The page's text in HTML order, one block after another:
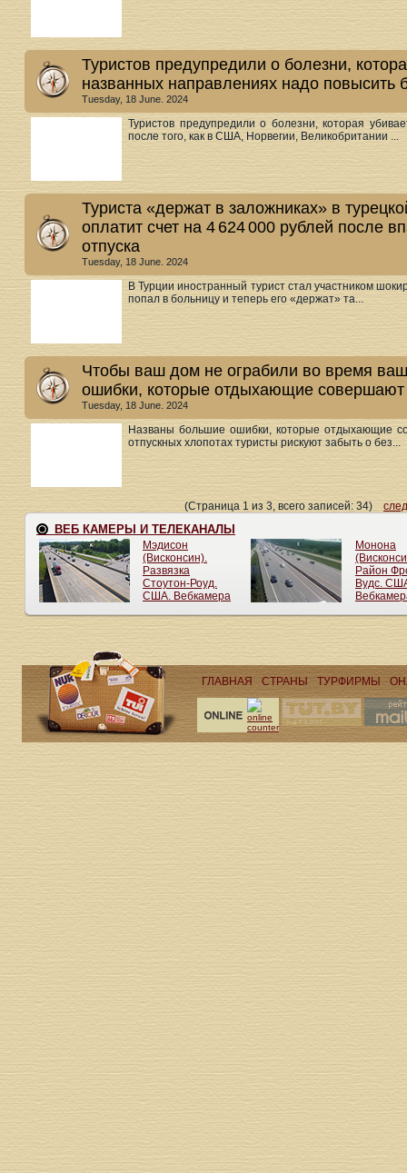
Туристов предупредили о болезни,
названных направлениях надо повысить
Tuesday, 18 June. 2024
Туристов предупредили о болезни, которая
после того, как в США, Норвегии, Великобритании ...
Туриста «держат в заложниках» в
оплатит счет на 4 624 000 рублей после
отпуска
Tuesday, 18 June. 2024
В Турции иностранный турист стал участником
попал в больницу и теперь его «держат» та...
Чтобы ваш дом не ограбили во время
ошибки, которые отдыхающие
Tuesday, 18 June. 2024
Названы большие ошибки, которые отдыхающие
отпускных хлопотах туристы рискуют забыть о без...
(Страница 1 из 3, всего записей: 34)
ГЛАВНАЯ СТРАНЫ ТУРФИРМЫ